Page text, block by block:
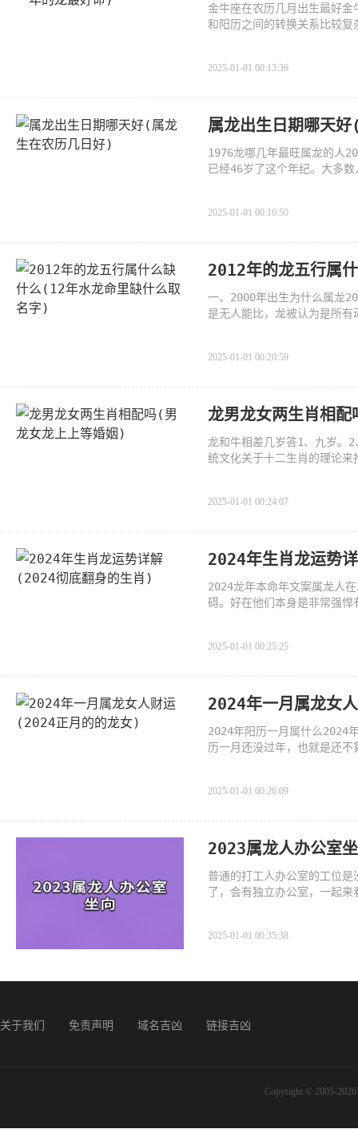
金牛座在农历几月出生最好
和阳历之间的转换关系比较
2025-01-01 00:13:36
属龙出生日期哪天
1976龙哪几年最旺属龙的人
已经46岁了这个年纪。大多
2025-01-01 00:16:50
2012年的龙五行属
一、2000年出生为什么属龙
是无人能比，龙被认为是所
2025-01-01 00:20:59
龙男龙女两生肖相
龙和牛相差几岁答1、九岁。
统文化关于十二生肖的理论
2025-01-01 00:24:07
2024年生肖龙运势
2024龙年本命年文案属龙人
碍。好在他们本身是非常强
2025-01-01 00:25:25
2024年一月属龙女
2024年阳历一月属什么2024
历一月还没过年，也就是还
2025-01-01 00:26:09
2023属龙人办公室
普通的打工人办公室的工位
了，会有独立办公室，一起
2025-01-01 00:35:38
关于我们 免责声明 域名吉凶 链接吉凶
Copyright © 2005-